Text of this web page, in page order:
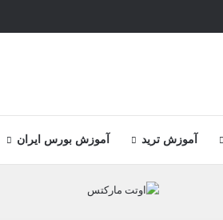
آموزش ترید آموزش بورس ایران